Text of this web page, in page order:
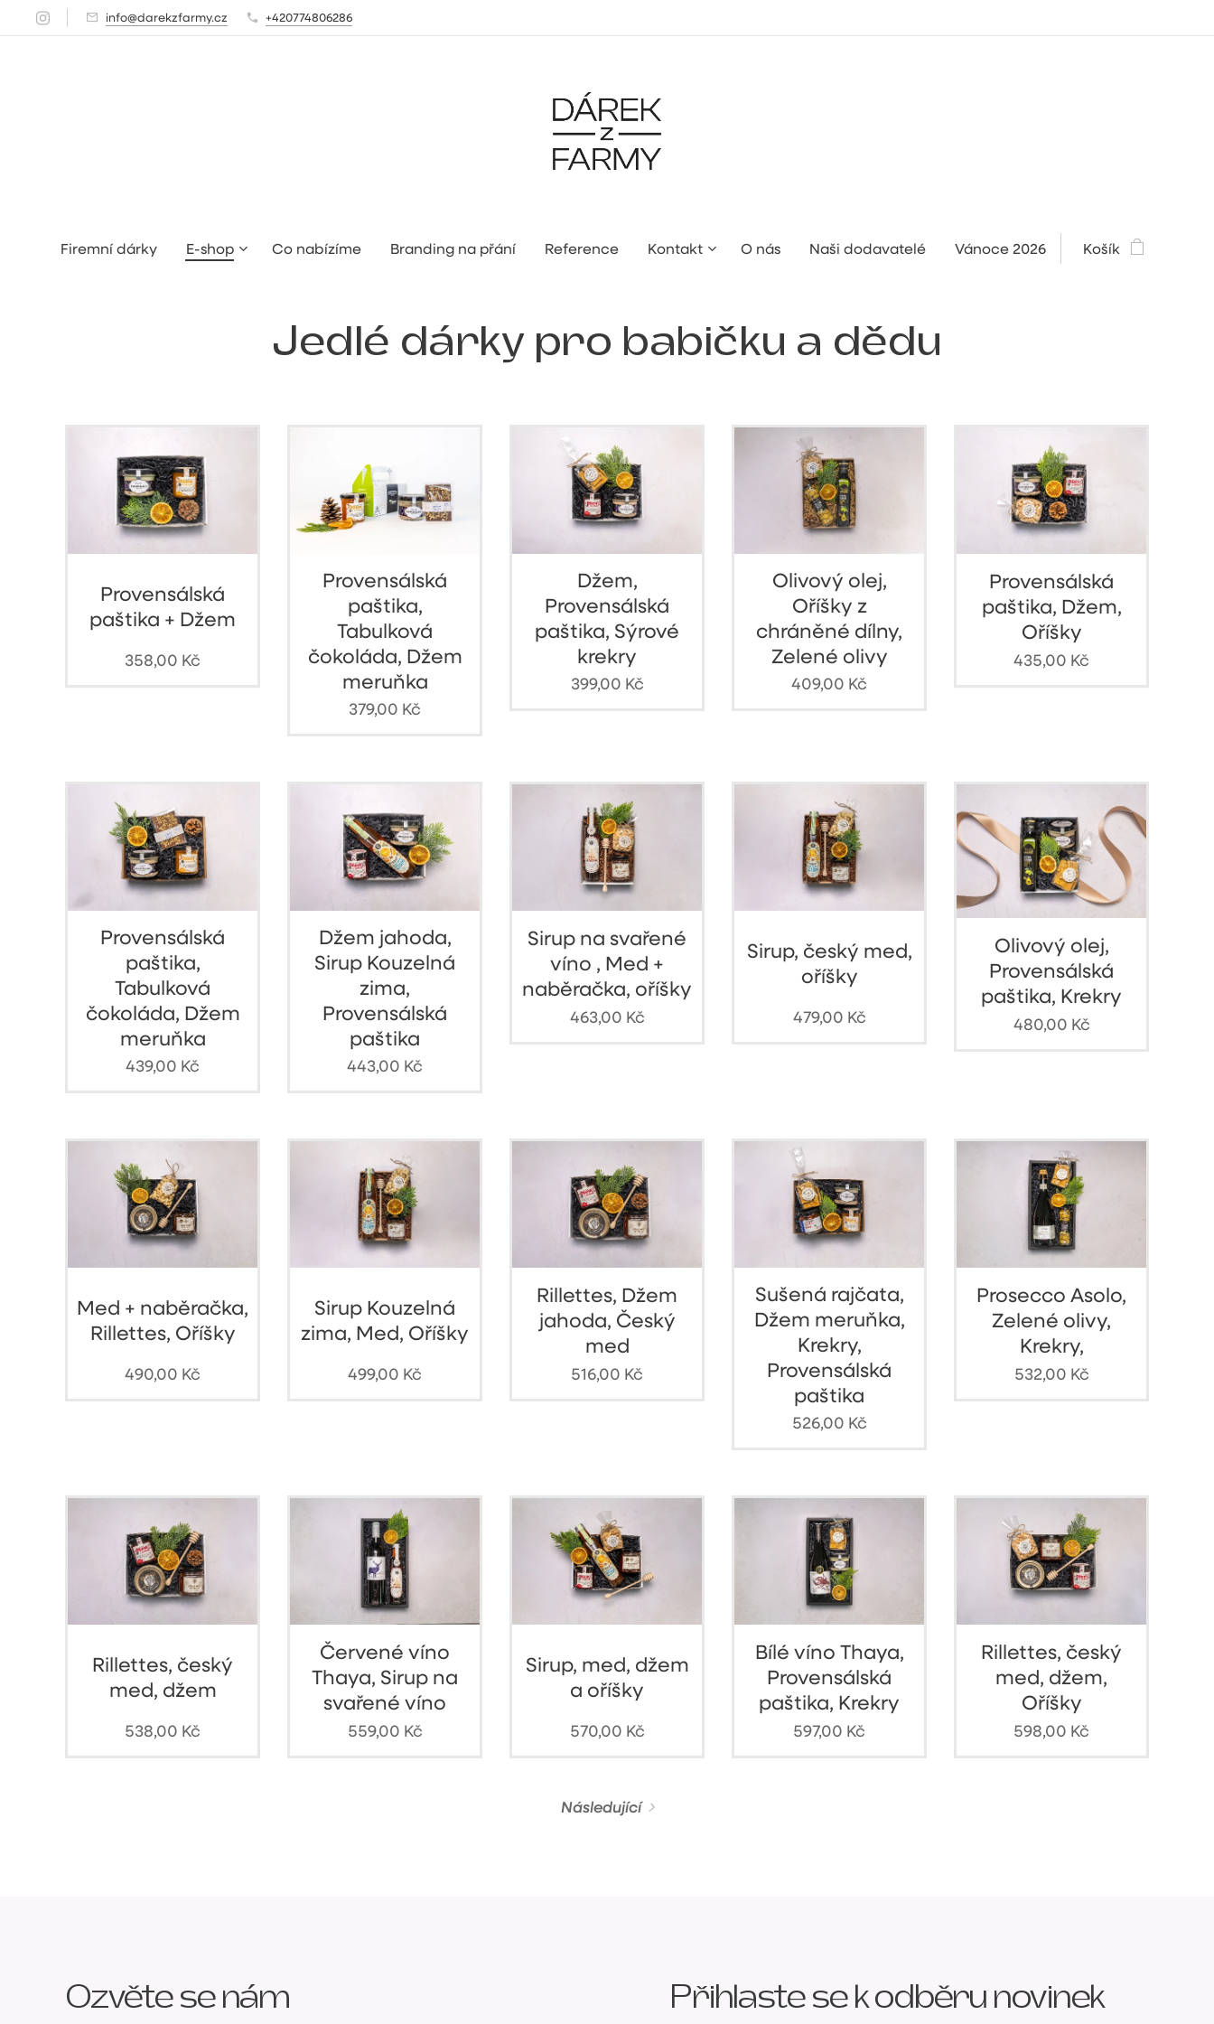
info@darekzfarmy.cz +420774806286
Firemní dárky E-shop Co nabízíme Branding na přání Reference Kontakt O nás Naši dodavatelé Vánoce 2026 Košík
Jedlé dárky pro babičku a dědu
Provensálská
paštika + Džem
358,00 Kč
Provensálská
paštika,
Tabulková
čokoláda, Džem
meruňka
379,00 Kč
Džem,
Provensálská
paštika, Sýrové
krekry
399,00 Kč
Olivový olej,
Oříšky z
chráněné dílny,
Zelené olivy
409,00 Kč
Provensálská
paštika, Džem,
Oříšky
435,00 Kč
Provensálská
paštika,
Tabulková
čokoláda, Džem
meruňka
439,00 Kč
Džem jahoda,
Sirup Kouzelná
zima,
Provensálská
paštika
443,00 Kč
Sirup na svařené
víno , Med +
naběračka, oříšky
463,00 Kč
Sirup, český med,
oříšky
479,00 Kč
Olivový olej,
Provensálská
paštika, Krekry
480,00 Kč
Med + naběračka,
Rillettes, Oříšky
490,00 Kč
Sirup Kouzelná
zima, Med, Oříšky
499,00 Kč
Rillettes, Džem
jahoda, Český
med
516,00 Kč
Sušená rajčata,
Džem meruňka,
Krekry,
Provensálská
paštika
526,00 Kč
Prosecco Asolo,
Zelené olivy,
Krekry,
532,00 Kč
Rillettes, český
med, džem
538,00 Kč
Červené víno
Thaya, Sirup na
svařené víno
559,00 Kč
Sirup, med, džem
a oříšky
570,00 Kč
Bílé víno Thaya,
Provensálská
paštika, Krekry
597,00 Kč
Rillettes, český
med, džem,
Oříšky
598,00 Kč
Následující
Ozvěte se nám Přihlaste se k odběru novinek